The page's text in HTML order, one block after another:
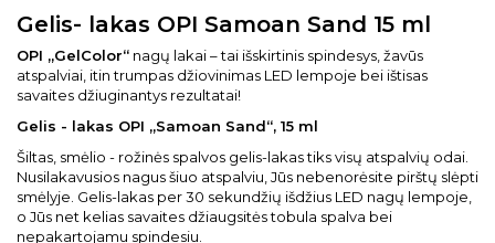
Gelis- lakas OPI Samoan Sand 15 ml
OPI „GelColor“ nagų lakai – tai išskirtinis spindesys, žavūs
atspalviai, itin trumpas džiovinimas LED lempoje bei ištisas
savaites džiuginantys rezultatai!
Gelis - lakas OPI „Samoan Sand“, 15 ml
Šiltas, smėlio - rožinės spalvos gelis-lakas tiks visų atspalvių odai.
Nusilakavusios nagus šiuo atspalviu, Jūs nebenorėsite pirštų slėpti
smėlyje. Gelis-lakas per 30 sekundžių išdžius LED nagų lempoje,
o Jūs net kelias savaites džiaugsitės tobula spalva bei
nepakartojamu spindesiu.